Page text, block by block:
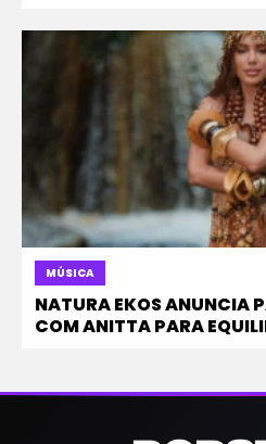
MÚSICA
NATURA EKOS ANUNCIA
COM ANITTA PARA